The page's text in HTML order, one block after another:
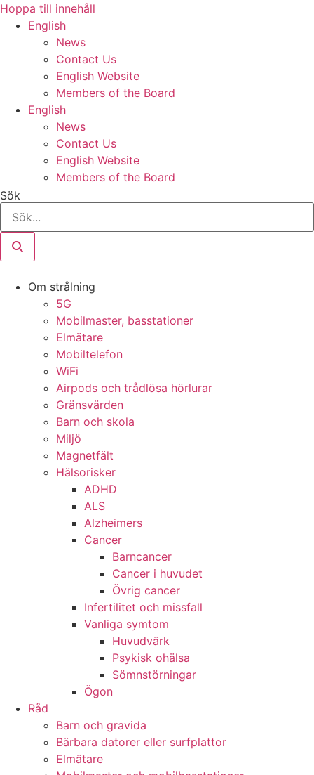
Hoppa till innehåll
English
News
Contact Us
English Website
Members of the Board
English
News
Contact Us
English Website
Members of the Board
Sök
Om strålning
5G
Mobilmaster, basstationer
Elmätare
Mobiltelefon
WiFi
Airpods och trådlösa hörlurar
Gränsvärden
Barn och skola
Miljö
Magnetfält
Hälsorisker
ADHD
ALS
Alzheimers
Cancer
Barncancer
Cancer i huvudet
Övrig cancer
Infertilitet och missfall
Vanliga symtom
Huvudvärk
Psykisk ohälsa
Sömnstörningar
Ögon
Råd
Barn och gravida
Bärbara datorer eller surfplattor
Elmätare